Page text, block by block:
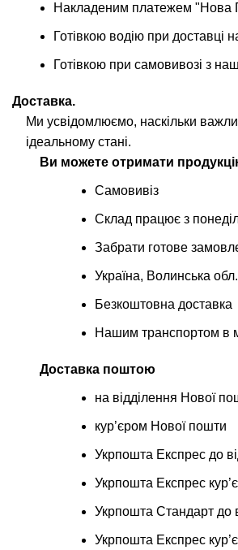
Накладеним платежем "Нова
Готівкою водію при доставці
Готівкою при самовивозі з
Доставка.
Ми усвідомлюємо, наскільки
ідеальному стані.
Ви можете отримати
Самовивіз
Склад працює з
Забрати готове
Україна, Волинська
Безкоштовна доставка
Нашим транспортом в
Доставка поштою
на відділення Нової
кур’єром Нової пошти
Укрпошта Експрес до
Укрпошта Експрес
Укрпошта Стандарт до
Укрпошта Експрес